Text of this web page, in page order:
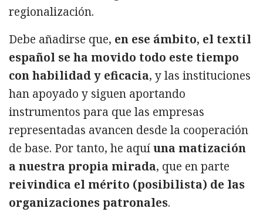
regionalización.
Debe añadirse que, en ese ámbito, el textil
español se ha movido todo este tiempo
con habilidad y eficacia, y las instituciones
han apoyado y siguen aportando
instrumentos para que las empresas
representadas avancen desde la cooperación
de base. Por tanto, he aquíuna matización
a nuestra propia mirada, que en parte
reivindica el mérito (posibilista) de las
organizaciones patronales.